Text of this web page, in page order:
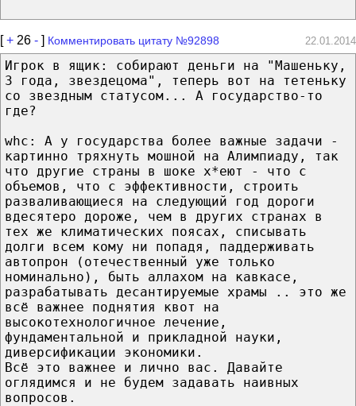
[+ 26 - ] Комментировать цитату №92898 22.01.2014
Игрок в ящик: собирают деньги на "Машеньку,
3 года, звездецома", теперь вот на тетеньку
со звездным статусом... А государство-то
где?
whc: А у государства более важные задачи -
картинно тряхнуть мошной на Алимпиаду, так
что другие страны в шоке х*еют - что с
объемов, что с эффективности, строить
разваливающиеся на следующий год дороги
вдесятеро дороже, чем в других странах в
тех же климатических поясах, списывать
долги всем кому ни попадя, паддерживать
автопрон (отечественный уже только
номинально), быть аллахом на кавкасе,
разрабатывать десантируемые храмы .. это же
всё важнее поднятия квот на
высокотехнологичное лечение,
фундаментальной и прикладной науки,
диверсификации экономики.
Всё это важнее и лично вас. Давайте
оглядимся и не будем задавать наивных
вопросов.